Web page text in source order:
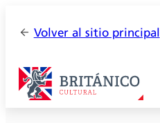
Volver al sitio principal